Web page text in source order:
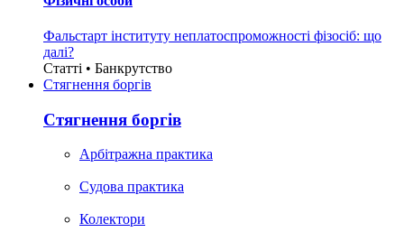
Фальстарт інституту неплатоспроможності фізосіб: що
далі?
Статті • Банкрутство
Стягнення боргiв
Стягнення боргiв
Арбітражна практика
Судова практика
Колектори